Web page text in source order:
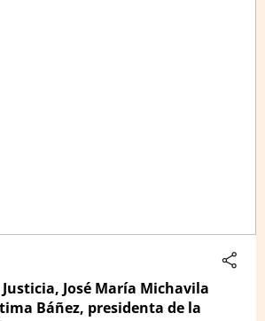
José María Michavila
Báñez, presidenta de la